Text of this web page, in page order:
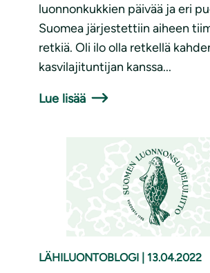
luonnonkukkien päivää ja eri
Suomea järjestettiin aiheen
retkiä. Oli ilo olla retkellä
kasvilajituntijan kanssa...
Lue lisää
LÄHILUONTOBLOGI 13.04.2022